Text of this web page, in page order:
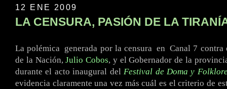
12 ENE 2009
LA CENSURA, PASIÓN DE LA
La polémica generada por la censura .en .Canal 7 contra
de la Nación,Julio Cobos, y el Gobernador de la
durante el acto inaugural delFestival de Doma y
evidencia claramente una vez más cuál es el criterio de